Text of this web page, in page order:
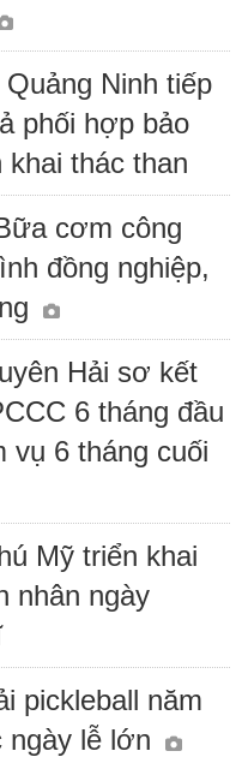
Ninh tiếp
phối hợp bảo
khai thác than
cơm công
đồng nghiệp,
Hải sơ kết
6 tháng đầu
vụ 6 tháng cuối
Mỹ triển khai
nhân ngày
pickleball năm
ngày lễ lớn